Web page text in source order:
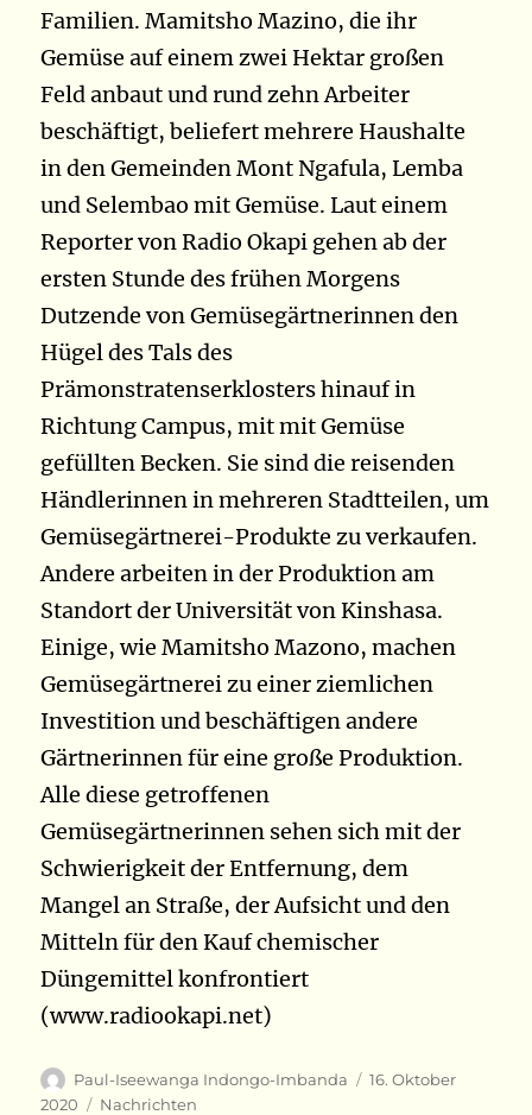
Familien. Mamitsho Mazino, die ihr
Gemüse auf einem zwei Hektar großen
Feld anbaut und rund zehn Arbeiter
beschäftigt, beliefert mehrere Haushalte
in den Gemeinden Mont Ngafula, Lemba
und Selembao mit Gemüse. Laut einem
Reporter von Radio Okapi gehen ab der
ersten Stunde des frühen Morgens
Dutzende von Gemüsegärtnerinnen den
Hügel des Tals des
Prämonstratenserklosters hinauf in
Richtung Campus, mit mit Gemüse
gefüllten Becken. Sie sind die reisenden
Händlerinnen in mehreren Stadtteilen, um
Gemüsegärtnerei-Produkte zu verkaufen.
Andere arbeiten in der Produktion am
Standort der Universität von Kinshasa.
Einige, wie Mamitsho Mazono, machen
Gemüsegärtnerei zu einer ziemlichen
Investition und beschäftigen andere
Gärtnerinnen für eine große Produktion.
Alle diese getroffenen
Gemüsegärtnerinnen sehen sich mit der
Schwierigkeit der Entfernung, dem
Mangel an Straße, der Aufsicht und den
Mitteln für den Kauf chemischer
Düngemittel konfrontiert
(www.radiookapi.net)
Autor
Paul-Iseewanga Indongo-Imbanda
Veröffentlicht
16. Oktober
2020
Kategorien
Nachrichten